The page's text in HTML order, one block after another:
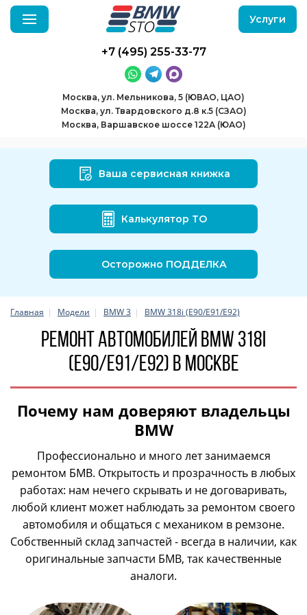
+7 (495) 255-33-77
Москва, ул. Мельникова, 5 (ЮВАО, ЦАО)
Москва, ул. Твардовского д.8 к.5 (СЗАО)
Москва, Варшавское шоссе 122А (ЮАО)
Услуги
Ваша сервисная книжка
Калькулятор ТО
Осторожно ПОДДЕЛКА
Главная Модели BMW 3 BMW 318i (E90/E91/E92)
Ремонт автомобилей BMW 318i
(E90/E91/E92) в Москве
Почему нам доверяют владельцы
BMW
Профессионально и много лет занимаемся
ремонтом БМВ. Открытость и прозрачность в любых
работах: нам нечего скрывать и не договаривать,
любой клиент может наблюдать за ремонтом своего
автомобиля и общаться с механиком в ремзоне.
Собственный склад запчастей - всегда в наличии, как
оригинальные запчасти БМВ, так качественные
аналоги.